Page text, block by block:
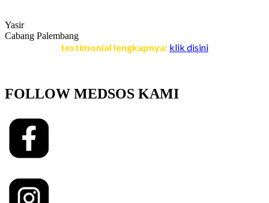
Yasir
Cabang Palembang
testimonial lengkapnya: klik disini
FOLLOW MEDSOS KAMI